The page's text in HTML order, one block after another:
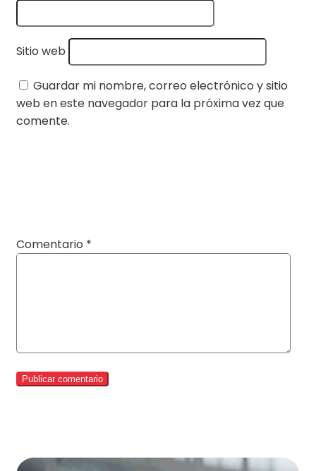
Sitio web
Guardar mi nombre, correo electrónico y sitio
web en este navegador para la próxima vez que
comente.
Comentario *